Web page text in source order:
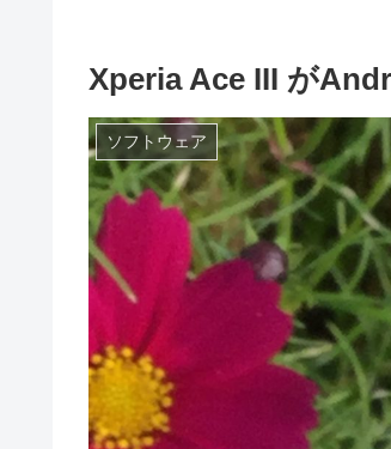
Xperia Ace III が
ソフトウェア